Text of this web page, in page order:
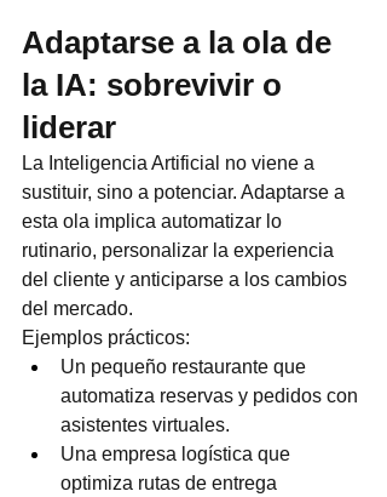
Adaptarse a la ola de
la IA: sobrevivir o
liderar
La Inteligencia Artificial no viene a
sustituir, sino a potenciar. Adaptarse a
esta ola implica automatizar lo
rutinario, personalizar la experiencia
del cliente y anticiparse a los cambios
del mercado.
Ejemplos prácticos:
Un pequeño restaurante que
automatiza reservas y pedidos con
asistentes virtuales.
Una empresa logística que
optimiza rutas de entrega